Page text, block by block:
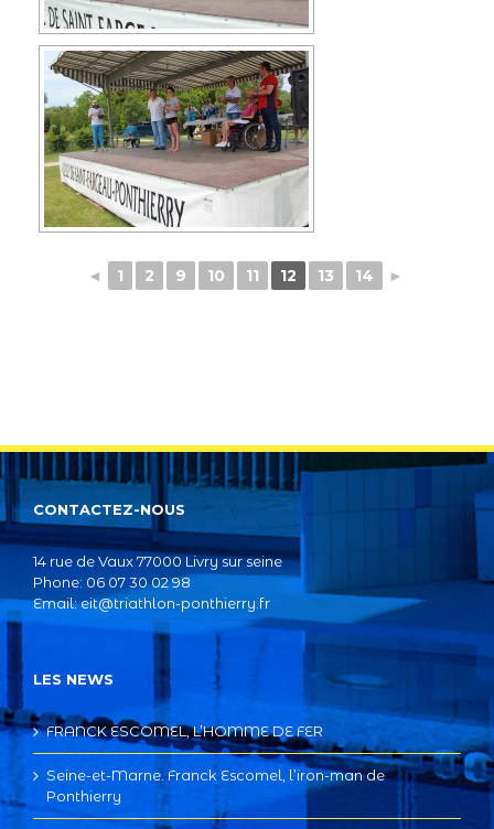
◄ 1 2 9 10 11 12 13 14 ►
CONTACTEZ-NOUS
14 rue de Vaux 77000 Livry sur seine
Phone: 06 07 30 02 98
Email:eit@triathlon-ponthierry.fr
LES NEWS
FRANCK ESCOMEL, L’HOMME DE FER
Seine-et-Marne. Franck Escomel, l’iron-man de
Ponthierry